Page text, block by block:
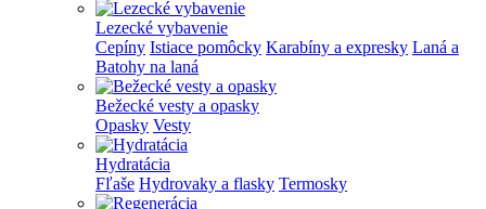
Lezecké vybavenie
Cepíny Istiace pomôcky Karabíny a expresky Laná a
Batohy na laná
Bežecké vesty a opasky
Opasky Vesty
Hydratácia
Fľaše Hydrovaky a flasky Termosky